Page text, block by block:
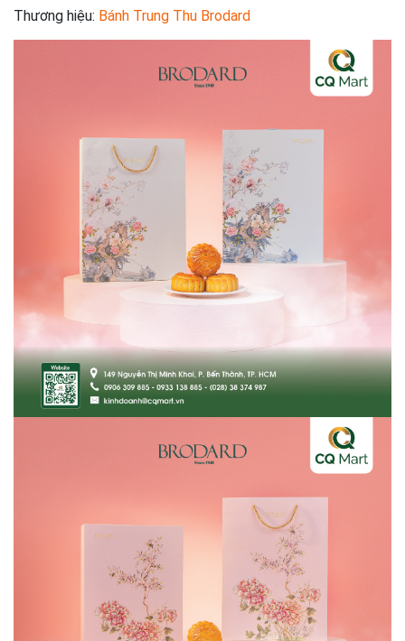
Thương hiệu: Bánh Trung Thu Brodard